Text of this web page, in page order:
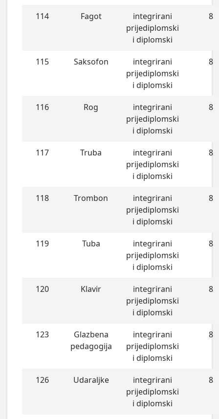
114 Fagot
integrirani
prijediplomski
i diplomski
8
115 Saksofon
integrirani
prijediplomski
i diplomski
8
116 Rog
integrirani
prijediplomski
i diplomski
8
117 Truba
integrirani
prijediplomski
i diplomski
8
118 Trombon
integrirani
prijediplomski
i diplomski
8
119 Tuba
integrirani
prijediplomski
i diplomski
8
120 Klavir
integrirani
prijediplomski
i diplomski
8
123
Glazbena
pedagogija
integrirani
prijediplomski
i diplomski
8
126 Udaraljke
integrirani
prijediplomski
i diplomski
8